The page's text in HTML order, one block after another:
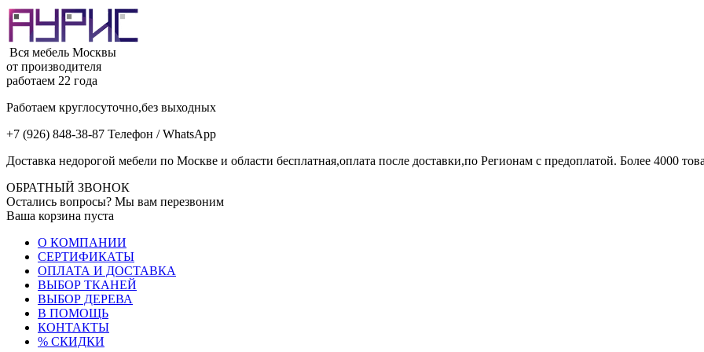
Вся мебель Москвы
от производителя
работаем 22 года
Работаем круглосуточно,без выходных
+7 (926) 848-38-87 Телефон / WhatsApp
Доставка недорогой мебели по Москве и области бесплатная,оплата после доставки,по Регионам с предоплатой. Более 4000
ОБРАТНЫЙ ЗВОНОК
Остались вопросы? Мы вам перезвоним
Ваша корзина пуста
О КОМПАНИИ
СЕРТИФИКАТЫ
ОПЛАТА И ДОСТАВКА
ВЫБОР ТКАНЕЙ
ВЫБОР ДЕРЕВА
В ПОМОЩЬ
КОНТАКТЫ
% СКИДКИ